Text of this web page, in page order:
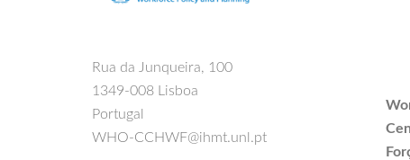
Rua da Junqueira, 100
1349-008 Lisboa
Portugal
WHO-CCHWF@ihmt.unl.pt